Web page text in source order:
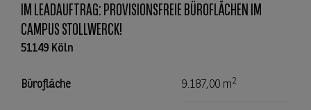
IM LEADAUFTRAG: PROVISIONSFREIE BÜROFLÄCHEN IM
CAMPUS STOLLWERCK!
51149 Köln
Bürofläche 9.187,00 m2